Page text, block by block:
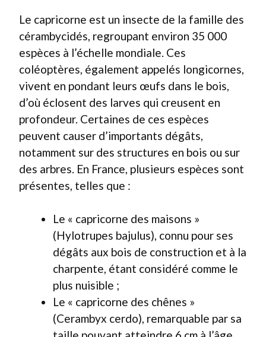
Le capricorne est un insecte de la famille des
cérambycidés, regroupant environ 35 000
espèces à l’échelle mondiale. Ces
coléoptères, également appelés longicornes,
vivent en pondant leurs œufs dans le bois,
d’où éclosent des larves qui creusent en
profondeur. Certaines de ces espèces
peuvent causer d’importants dégâts,
notamment sur des structures en bois ou sur
des arbres. En France, plusieurs espèces sont
présentes, telles que :
Le « capricorne des maisons »
(Hylotrupes bajulus), connu pour ses
dégâts aux bois de construction et à la
charpente, étant considéré comme le
plus nuisible ;
Le « capricorne des chênes »
(Cerambyx cerdo), remarquable par sa